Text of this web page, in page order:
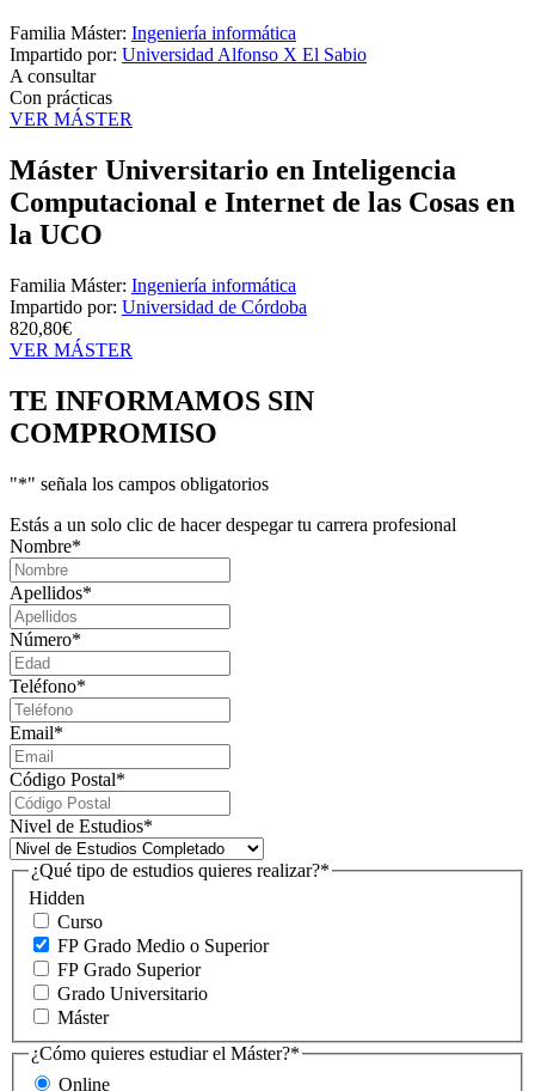
Familia Máster: Ingeniería informática
Impartido por: Universidad Alfonso X El Sabio
A consultar
Con prácticas
VER MÁSTER
Máster Universitario en Inteligencia
Computacional e Internet de las Cosas en
la UCO
Familia Máster: Ingeniería informática
Impartido por: Universidad de Córdoba
820,80€
VER MÁSTER
TE INFORMAMOS SIN
COMPROMISO
"*" señala los campos obligatorios
Estás a un solo clic de hacer despegar tu carrera profesional
Nombre*
Apellidos*
Número*
Teléfono*
Email*
Código Postal*
Nivel de Estudios*
Hidden
¿Qué tipo de estudios quieres realizar?*
Curso
FP Grado Medio o Superior
FP Grado Superior
Grado Universitario
Máster
¿Cómo quieres estudiar el Máster?*
Online